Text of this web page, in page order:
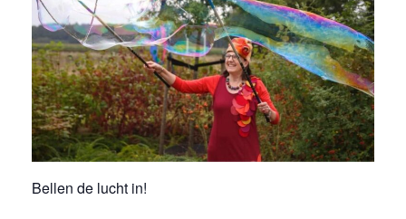
Bellen de lucht in!